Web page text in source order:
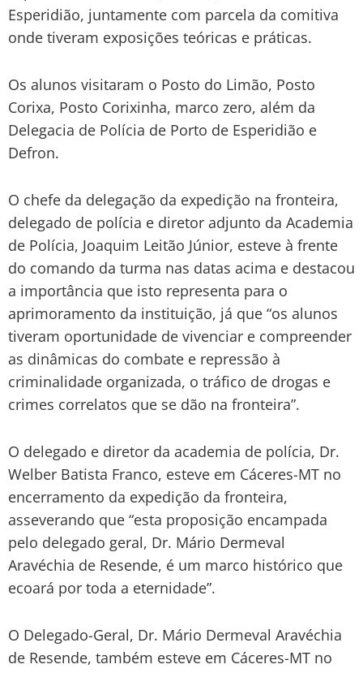
Esperidião, juntamente com parcela da comitiva
onde tiveram exposições teóricas e práticas.
Os alunos visitaram o Posto do Limão, Posto
Corixa, Posto Corixinha, marco zero, além da
Delegacia de Polícia de Porto de Esperidião e
Defron.
O chefe da delegação da expedição na fronteira,
delegado de polícia e diretor adjunto da Academia
de Polícia, Joaquim Leitão Júnior, esteve à frente
do comando da turma nas datas acima e destacou
a importância que isto representa para o
aprimoramento da instituição, já que “os alunos
tiveram oportunidade de vivenciar e compreender
as dinâmicas do combate e repressão à
criminalidade organizada, o tráfico de drogas e
crimes correlatos que se dão na fronteira”.
O delegado e diretor da academia de polícia, Dr.
Welber Batista Franco, esteve em Cáceres-MT no
encerramento da expedição da fronteira,
asseverando que “esta proposição encampada
pelo delegado geral, Dr. Mário Dermeval
Aravéchia de Resende, é um marco histórico que
ecoará por toda a eternidade”.
O Delegado-Geral, Dr. Mário Dermeval Aravéchia
de Resende, também esteve em Cáceres-MT no